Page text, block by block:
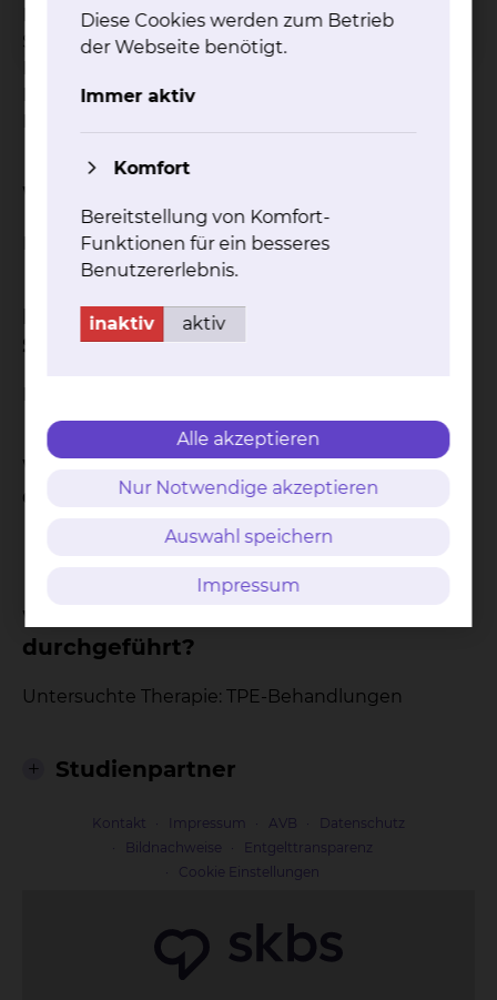
Die genauen Ein- und Ausschlusskriterien können
Sie vom Team des Studienzentrums der Klinik für
Blutreinigungsverfahren des Städtischen
Wie ist der Status der Studie?
Rekrutierung begonnen
In welcher Phase befindet sich die
Studie?
Was sind die wichtigsten Merkmale
der Studie?
Nicht-interventionell
Warum wird diese Studie
durchgeführt?
Untersuchte Therapie: TPE-Behandlungen
Studienpartner
Kontakt Impressum AVB
Datenschutz
Bildnachweise
Entgelttransparenz
Cookie Einstellungen
Diese Cookies werden zum Betrieb
der Webseite benötigt.
Immer aktiv
Komfort
Bereitstellung von Komfort-
Funktionen für ein besseres
Benutzererlebnis.
inaktiv aktiv
Alle akzeptieren
Nur Notwendige akzeptieren
Auswahl speichern
Impressum